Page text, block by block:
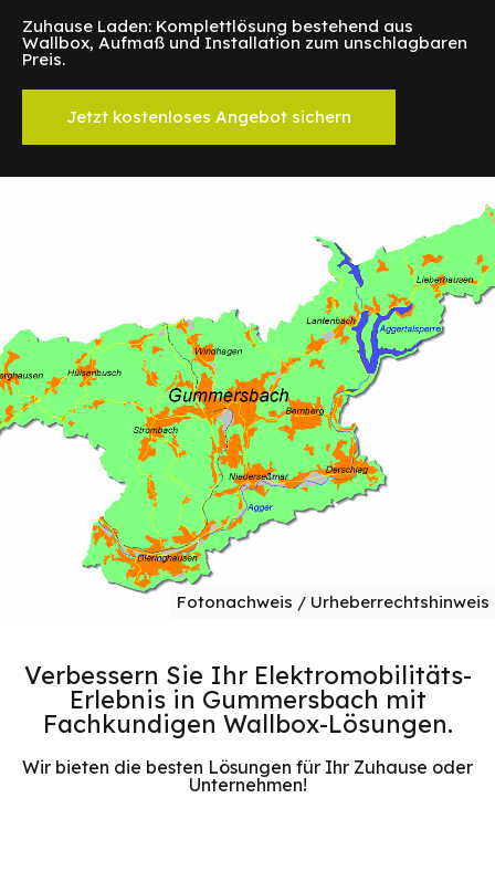
Zuhause Laden: Komplettlösung bestehend aus
Wallbox, Aufmaß und Installation zum unschlagbaren
Preis.
Jetzt kostenloses Angebot sichern
Fotonachweis / Urheberrechtshinweis
Verbessern Sie Ihr Elektromobilitäts-
Erlebnis in Gummersbach mit
Fachkundigen Wallbox-Lösungen.
Wir bieten die besten Lösungen für Ihr Zuhause oder
Unternehmen!